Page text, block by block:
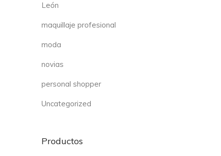
León
maquillaje profesional
moda
novias
personal shopper
Uncategorized
Productos